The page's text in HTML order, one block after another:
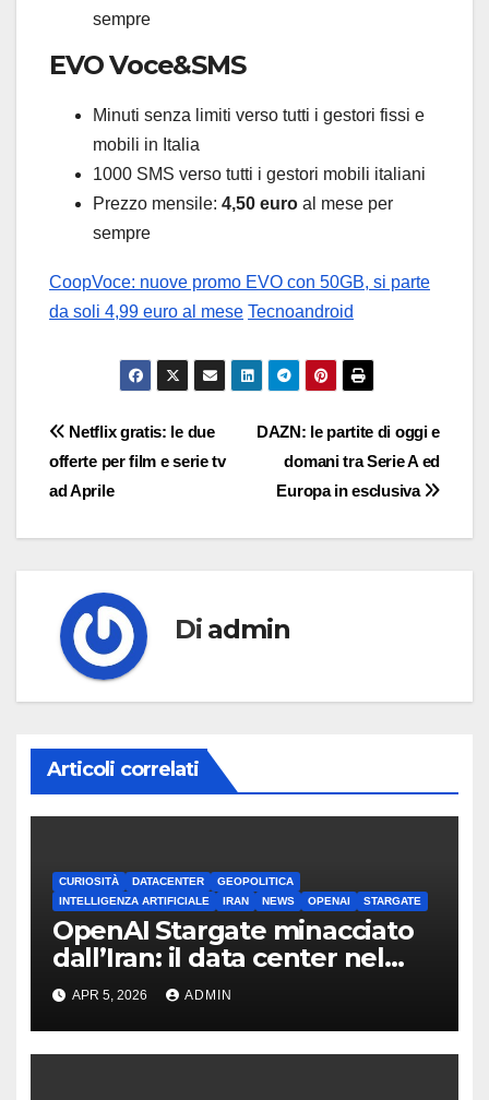
sempre
EVO Voce&SMS
Minuti senza limiti verso tutti i gestori fissi e
mobili in Italia
1000 SMS verso tutti i gestori mobili italiani
Prezzo mensile: 4,50 euro al mese per
sempre
CoopVoce: nuove promo EVO con 50GB, si parte
da soli 4,99 euro al mese Tecnoandroid
Navigazione
articoli
DAZN: le partite di oggi e
domani tra Serie A ed
Europa in esclusiva
Netflix gratis: le due
offerte per film e serie tv
ad Aprile
Di admin
Articoli correlati
CURIOSITÀ DATACENTER
GEOPOLITICA
INTELLIGENZA ARTIFICIALE
IRAN NEWS OPENAI STARGATE
OpenAI Stargate minacciato
dall’Iran: il data center nel
mirino
APR 5, 2026 ADMIN